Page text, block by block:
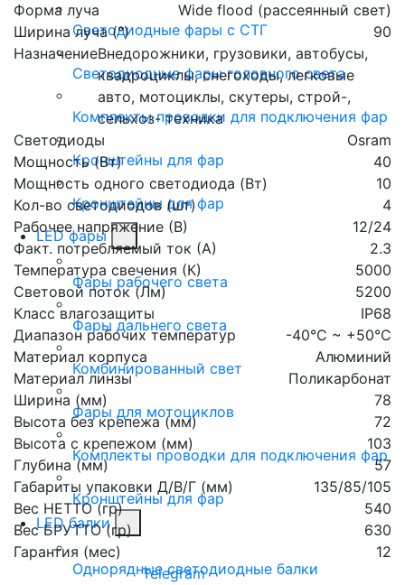
Светодиодные фары с СТГ
Светодиодные фары головного света
Комплекты проводки для подключения фар
Кронштейны для фар
Кронштейны для фар
LED фары
Фары рабочего света
Фары дальнего света
Комбинированный свет
Фары для мотоциклов
Комплекты проводки для подключения фар
Кронштейны для фар
LED балки
Однорядные светодиодные балки
Форма луча
Wide flood (рассеянный свет)
Ширина луча (°)
90
НазначениеВнедорожники, грузовики, автобусы,
квадроциклы, снегоходы, легковые
авто, мотоциклы, скутеры, строй-,
сельхоз- техника
Светодиоды
Osram
Мощность (Вт)
40
Мощность одного светодиода (Вт)
10
Кол-во светодиодов (шт)
4
Рабочее напряжение (В)
12/24
Факт. потребляемый ток (А)
2.3
Температура свечения (К)
5000
Световой поток (Лм)
5200
Класс влагозащиты
IP68
Диапазон рабочих температур
-40°С ~ +50°С
Материал корпуса
Алюминий
Материал линзы
Поликарбонат
Ширина (мм)
78
Высота без крепежа (мм)
72
Высота с крепежом (мм)
103
Глубина (мм)
57
Габариты упаковки Д/В/Г (мм)
135/85/105
Вес НЕТТО (гр)
540
Вес БРУТТО (гр)
630
Гарантия (мес)
12
Telegram